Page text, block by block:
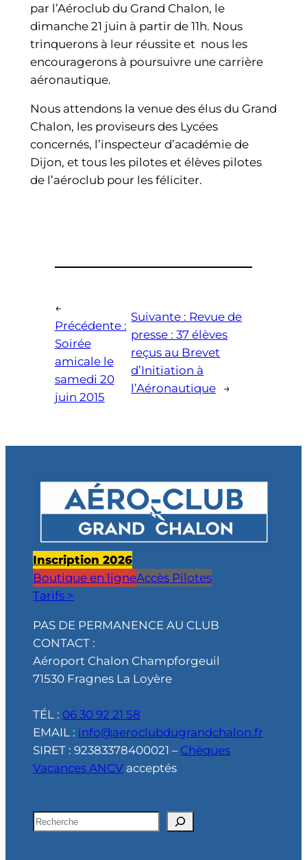
par l’Aéroclub du Grand Chalon, le
dimanche 21 juin à partir de 11h. Nous
trinquerons à leur réussite et nous les
encouragerons à poursuivre une carrière
aéronautique.
Nous attendons la venue des élus du Grand
Chalon, les proviseurs des Lycées
concernés, l’inspecteur d’académie de
Dijon, et tous les pilotes et élèves pilotes
de l’aéroclub pour les féliciter.
←
Précédente :
Soirée
amicale le
samedi 20
juin 2015
Suivante : Revue de
presse : 37 élèves
reçus au Brevet
d’Initiation à
l’Aéronautique →
Inscription 2026
Boutique en ligneAccès Pilotes
Tarifs >
PAS DE PERMANENCE AU CLUB
CONTACT :
Aéroport Chalon Champforgeuil
71530 Fragnes La Loyère
TÉL : 06 30 92 21 58
EMAIL : info@aeroclubdugrandchalon.fr
SIRET : 92383378400021 – Chèques
Vacances ANCV acceptés
R